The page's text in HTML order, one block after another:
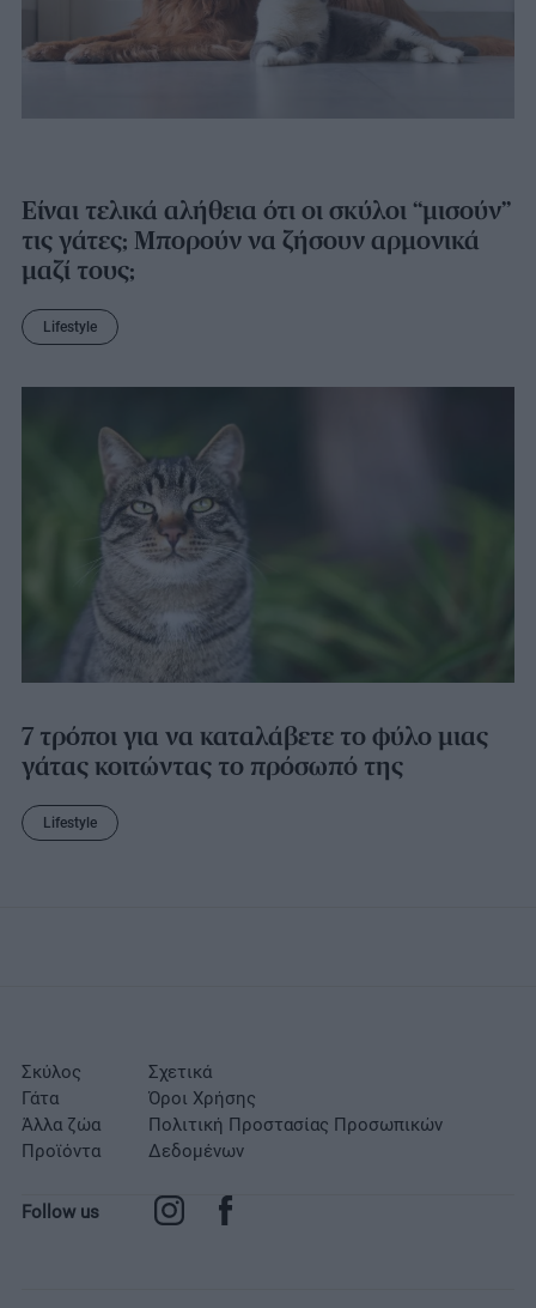
Είναι τελικά αλήθεια ότι οι σκύλοι “μισούν”
τις γάτες; Μπορούν να ζήσουν αρμονικά
μαζί τους;
Lifestyle
7 τρόποι για να καταλάβετε το φύλο μιας
γάτας κοιτώντας το πρόσωπό της
Lifestyle
Σκύλος
Γάτα
Άλλα ζώα
Προϊόντα
Σχετικά
Όροι Χρήσης
Πολιτική Προστασίας Προσωπικών
Δεδομένων
Follow us